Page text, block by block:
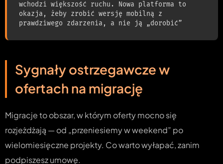
wchodzi większość ruchu. Nowa platforma to
okazja, żeby zrobić wersję mobilną z
prawdziwego zdarzenia, a nie ją „dorobić”
Sygnały ostrzegawcze w
ofertach na migrację
Migracje to obszar, w którym oferty mocno się
rozjeżdżają — od „przeniesiemy w weekend” po
wielomiesięczne projekty. Co warto wyłapać, zanim
podpiszesz umowę.